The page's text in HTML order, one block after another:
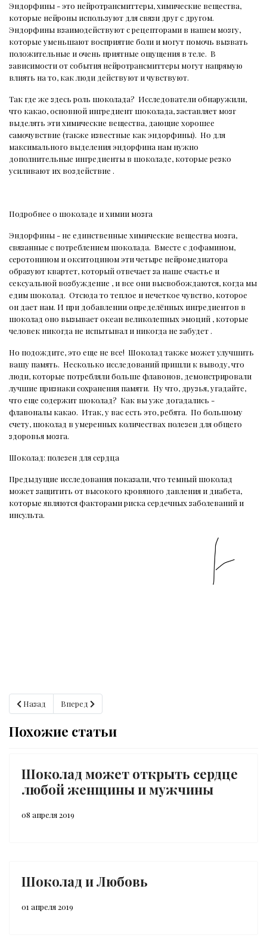
Эндорфины - это нейротрансмиттеры, химические вещества,
которые нейроны используют для связи друг с другом.
Эндорфины взаимодействуют с рецепторами в нашем мозгу,
которые уменьшают восприятие боли и могут помочь вызвать
положительные и очень приятные ощущения в теле. В
зависимости от события нейротрансмиттеры могут напрямую
влиять на то, как люди действуют и чувствуют.
Так где же здесь роль шоколада? Исследователи обнаружили,
что какао, основной ингредиент шоколада, заставляет мозг
выделять эти химические вещества, дающие хорошее
самочувствие (также известные как эндорфины). Но для
максимального выделения эндорфина нам нужно
дополнительные ингредиенты в шоколаде, которые резко
усиливают их воздействие .
Подробнее о шоколаде и химии мозга
Эндорфины - не единственные химические вещества мозга,
связанные с потреблением шоколада. Вместе с дофамином,
серотонином и окситоцином эти четыре нейромедиатора
образуют квартет, который отвечает за наше счастье и
сексуальной возбуждение , и все они высвобождаются, когда мы
едим шоколад. Отсюда то теплое и нечеткое чувство, которое
он дает нам. И при добавлении определённых ингредиентов в
шоколад оно вызывает океан великолепных эмоций , которые
человек никогда не испытывал и никогда не забудет .
Но подождите, это еще не все! Шоколад также может улучшить
вашу память. Несколько исследований пришли к выводу, что
люди, которые потребляли больше флавонов, демонстрировали
лучшие признаки сохранения памяти. Ну что, друзья, угадайте,
что еще содержит шоколад? Как вы уже догадались -
флавоналы какао. Итак, у вас есть это, ребята. По большому
счету, шоколад в умеренных количествах полезен для общего
здоровья мозга.
Шоколад: полезен для сердца
Предыдущие исследования показали, что темный шоколад
может защитить от высокого кровяного давления и диабета,
которые являются факторами риска сердечных заболеваний и
инсульта.
Предыдущий: Кэтрин Зета-Джонс и высокие сексуальные
Назад Следующий: Шоколад афродизиак
Вперед
Похожие статьи
Шоколад может открыть сердце
любой женщины и мужчины
08 апреля 2019
Шоколад и Любовь
01 апреля 2019